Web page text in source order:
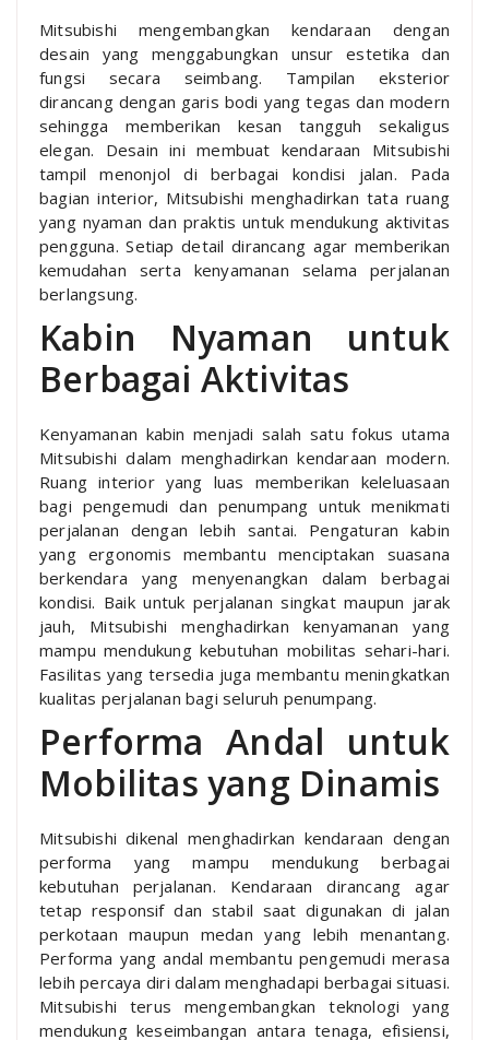
Mitsubishi mengembangkan kendaraan dengan
desain yang menggabungkan unsur estetika dan
fungsi secara seimbang. Tampilan eksterior
dirancang dengan garis bodi yang tegas dan modern
sehingga memberikan kesan tangguh sekaligus
elegan. Desain ini membuat kendaraan Mitsubishi
tampil menonjol di berbagai kondisi jalan. Pada
bagian interior, Mitsubishi menghadirkan tata ruang
yang nyaman dan praktis untuk mendukung aktivitas
pengguna. Setiap detail dirancang agar memberikan
kemudahan serta kenyamanan selama perjalanan
berlangsung.
Kabin Nyaman untuk
Berbagai Aktivitas
Kenyamanan kabin menjadi salah satu fokus utama
Mitsubishi dalam menghadirkan kendaraan modern.
Ruang interior yang luas memberikan keleluasaan
bagi pengemudi dan penumpang untuk menikmati
perjalanan dengan lebih santai. Pengaturan kabin
yang ergonomis membantu menciptakan suasana
berkendara yang menyenangkan dalam berbagai
kondisi. Baik untuk perjalanan singkat maupun jarak
jauh, Mitsubishi menghadirkan kenyamanan yang
mampu mendukung kebutuhan mobilitas sehari-hari.
Fasilitas yang tersedia juga membantu meningkatkan
kualitas perjalanan bagi seluruh penumpang.
Performa Andal untuk
Mobilitas yang Dinamis
Mitsubishi dikenal menghadirkan kendaraan dengan
performa yang mampu mendukung berbagai
kebutuhan perjalanan. Kendaraan dirancang agar
tetap responsif dan stabil saat digunakan di jalan
perkotaan maupun medan yang lebih menantang.
Performa yang andal membantu pengemudi merasa
lebih percaya diri dalam menghadapi berbagai situasi.
Mitsubishi terus mengembangkan teknologi yang
mendukung keseimbangan antara tenaga, efisiensi,